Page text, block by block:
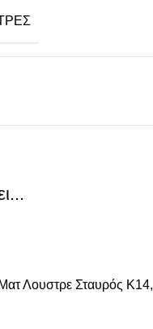
Λουστρε Σταυρός